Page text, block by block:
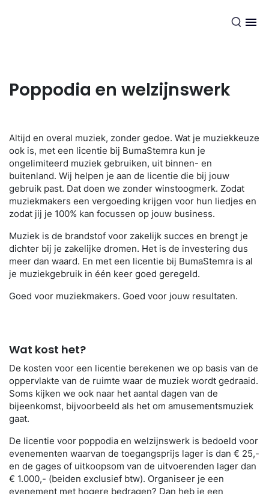
Poppodia en welzijnswerk
Altijd en overal muziek, zonder gedoe. Wat je muziekkeuze
ook is, met een licentie bij BumaStemra kun je
ongelimiteerd muziek gebruiken, uit binnen- en
buitenland. Wij helpen je aan de licentie die bij jouw
gebruik past. Dat doen we zonder winstoogmerk. Zodat
muziekmakers een vergoeding krijgen voor hun liedjes en
zodat jij je 100% kan focussen op jouw business.
Muziek is de brandstof voor zakelijk succes en brengt je
dichter bij je zakelijke dromen. Het is de investering dus
meer dan waard. En met een licentie bij BumaStemra is al
je muziekgebruik in één keer goed geregeld.
Goed voor muziekmakers. Goed voor jouw resultaten.
Wat kost het?
De kosten voor een licentie berekenen we op basis van de
oppervlakte van de ruimte waar de muziek wordt gedraaid.
Soms kijken we ook naar het aantal dagen van de
bijeenkomst, bijvoorbeeld als het om amusementsmuziek
gaat.
De licentie voor poppodia en welzijnswerk is bedoeld voor
evenementen waarvan de toegangsprijs lager is dan € 25,-
en de gages of uitkoopsom van de uitvoerenden lager dan
€ 1.000,- (beiden exclusief btw). Organiseer je een
evenement met hogere bedragen? Dan heb je een